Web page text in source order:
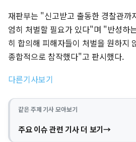
재판부는 "신고받고 출동한 경찰관까
엄히 처벌할 필요가 있다"며 "반성하
히 합의해 피해자들이 처벌을 원하지
종합적으로 참작했다"고 판시했다.
다른기사보기
같은 주제 기사 모아보기
주요 이슈 관련 기사 더 보기